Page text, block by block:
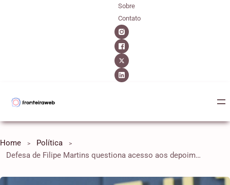
Sobre
Contato
Home
Política
Defesa de Filipe Martins questiona acesso aos depoimentos do “núcleo 1”